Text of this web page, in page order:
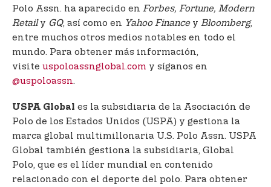
Polo Assn. ha aparecido en Forbes, Fortune, Modern
Retaily GQ, así como en Yahoo Financey Bloomberg,
entre muchos otros medios notables en todo el
mundo. Para obtener más información,
visite uspoloassnglobal.com y síganos en
@uspoloassn.
USPA Global es la subsidiaria de la Asociación de
Polo de los Estados Unidos (USPA) y gestiona la
marca global multimillonaria U.S. Polo Assn. USPA
Global también gestiona la subsidiaria, Global
Polo, que es el líder mundial en contenido
relacionado con el deporte del polo. Para obtener